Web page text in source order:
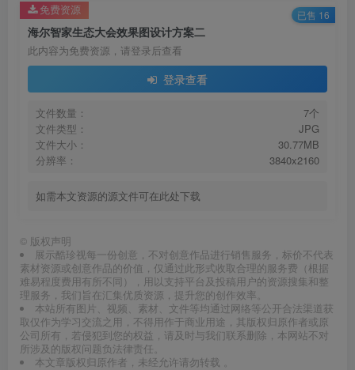
海尔智家生态大会效果图设计方案二
此内容为免费资源，请登录后查看
登录查看
文件数量：
7个
文件类型：
JPG
文件大小：
30.77MB
分辨率：
3840x2160
如需本文资源的源文件可在此处下载
免费资源 已售 16
© 版权声明
展示酷珍视每一份创意，不对创意作品进行销售服务，标价不代表
素材资源或创意作品的价值，仅通过此形式收取合理的服务费（根据
难易程度费用有所不同），用以支持平台及投稿用户的资源搜集和整
理服务，我们旨在汇集优质资源，提升您的创作效率。
本站所有图片、视频、素材、文件等均通过网络等公开合法渠道获
取仅作为学习交流之用，不得用作于商业用途，其版权归原作者或原
公司所有，若侵犯到您的权益，请及时与我们联系删除，本网站不对
所涉及的版权问题负法律责任。
本文章版权归原作者，未经允许请勿转载 。